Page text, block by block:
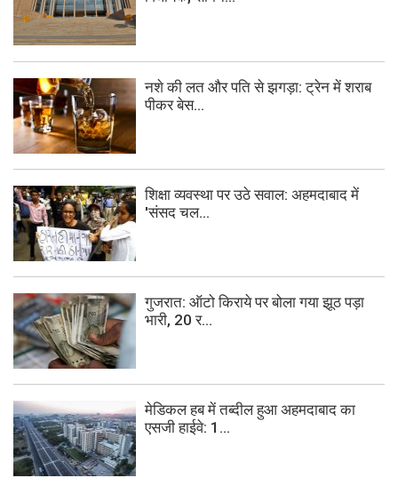
नशे की लत और पति से झगड़ा: ट्रेन में शराब
पीकर बेस...
शिक्षा व्यवस्था पर उठे सवाल: अहमदाबाद में
'संसद चल...
गुजरात: ऑटो किराये पर बोला गया झूठ पड़ा
भारी, 20 र...
मेडिकल हब में तब्दील हुआ अहमदाबाद का
एसजी हाईवे: 1...